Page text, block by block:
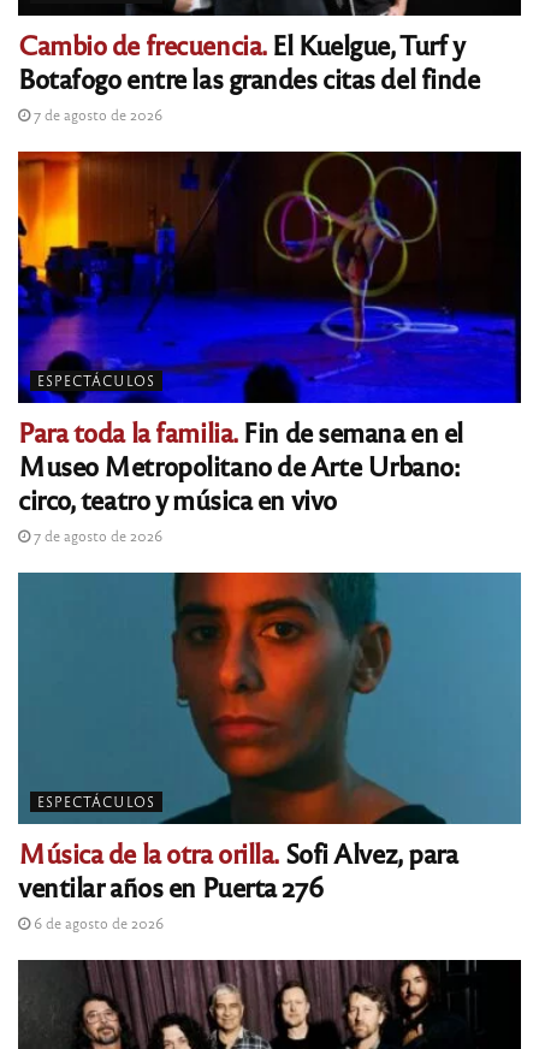
Cambio de frecuencia.El Kuelgue, Turf y
Botafogo entre las grandes citas del finde
7 de agosto de 2026
ESPECTÁCULOS
Para toda la familia.Fin de semana en el
Museo Metropolitano de Arte Urbano:
circo, teatro y música en vivo
7 de agosto de 2026
ESPECTÁCULOS
Música de la otra orilla. Sofi Alvez, para
ventilar años en Puerta 276
6 de agosto de 2026